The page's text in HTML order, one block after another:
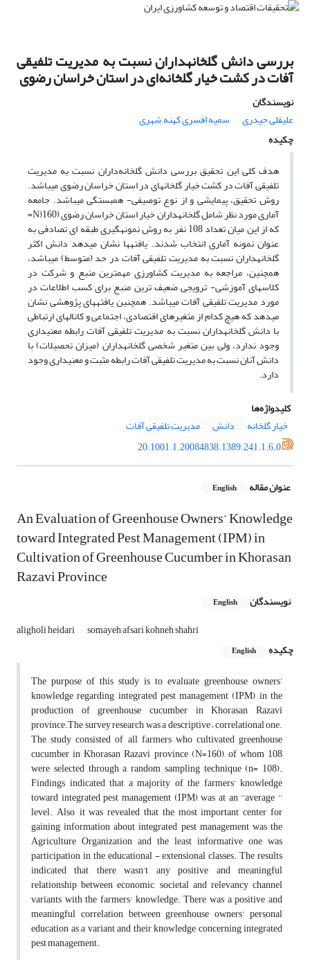
بررسی دانش گلخانه‎داران نسبت به مدیریت تلفیقی
آفات در کشت خیار گلخانه‌ای در استان خراسان رضوی
نویسندگان
علیقلی حیدری
سمیه افسری کهنه شهری
چکیده
هدف کلی این تحقیق بررسی دانش گلخانه‌داران نسبت به مدیریت
تلفیقی آفات در کشت خیار گلخانه‎ای در استان خراسان رضوی می‎باشد.
روش تحقیق، پیمایشی و از نوع توصیفی- همبستگی می‎باشد. جامعه
آماری مورد نظر شامل گلخانه‎داران خیار استان خراسان رضوی (160(N=
که از این میان تعداد 108 نفر به روش نمونه‎گیری طبقه ای تصادفی به
عنوان نمونه آماری انتخاب شدند. یافته‎ها نشان می‎دهد دانش اکثر
گلخانه‎داران نسبت به مدیریت تلفیقی آفات در حد (متوسط) می‎باشد،
همچنین، مراجعه به مدیریت کشاورزی مهمترین منبع و شرکت در
کلاس‎های آموزشی- ترویجی ضعیف ترین منبع برای کسب اطلاعات در
مورد مدیریت تلفیقی آفات می‎باشد. همچنین یافته‎های پژوهشی نشان
می‎دهد که هیچ کدام از متغیرهای اقتصادی، اجتماعی و کانال‎های ارتباطی
با دانش گلخانه‎داران نسبت به مدیریت تلفیقی آفات رابطه معنی‎داری
وجود ندارد، ولی بین متغیر شخصی گلخانه‎داران (میزان تحصیلات) با
دانش آنان نسبت به مدیریت تلفیقی آفات رابطه مثبت و معنی‎داری وجود
دارد.
کلیدواژه‌ها
خیار گلخانه
دانش
مدیریت تلفیقی آفات
20.1001.1.20084838.1389.241.1.6.0
عنوان مقاله English
An Evaluation of Greenhouse Owners’ Knowledge
toward Integrated Pest Management (IPM) in
Cultivation of Greenhouse Cucumber in Khorasan
Razavi Province
نویسندگان English
aligholi heidari
somayeh afsari kohneh shahri
چکیده
English
The purpose of this study is to evaluate greenhouse owners’
knowledge regarding integrated pest management (IPM) in the
production of greenhouse cucumber in Khorasan Razavi
province.The survey research was a descriptive – correlational one.
The study consisted of all farmers who cultivated greenhouse
cucumber in Khorasan Razavi province (N=160), of whom 108
were selected through a random sampling technique (n= 108).
Findings indicated that a majority of the farmers' knowledge
toward integrated pest management (IPM) was at an ''average ''
level. Also, it was revealed that the most important center for
gaining information about integrated pest management was the
Agriculture Organization and the least informative one was
participation in the educational - extensional classes. The results
indicated that there wasn’t any positive and meaningful
relationship between economic, societal and relevancy channel
variants with the farmers' knowledge. There was a positive and
meaningful correlation between greenhouse owners' personal
education as a variant and their knowledge concerning integrated
pest management.